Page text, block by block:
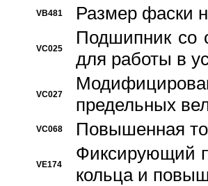
VB481 Размер фаски
VC025
Подшипник со
для работы в
VC027
предельных
VC068 Повышенная
VE174
Фиксирующий
кольца и